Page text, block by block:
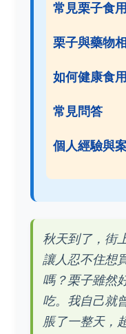
常見栗子食
栗子與藥物
如何健康食
常見問答
個人經驗與
秋天到了，街
讓人忍不住想
嗎？栗子雖然
吃。我自己就
脹了一整天，